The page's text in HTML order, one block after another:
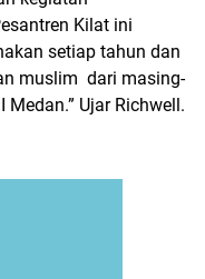
Kilat ini
setiap tahun dan
muslim dari masing-
Ujar Richwell.